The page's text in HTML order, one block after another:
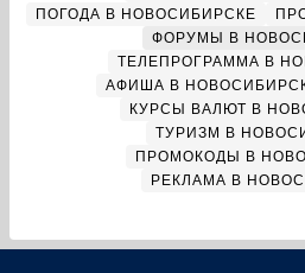
ПОГОДА В НОВОСИБИРСКЕ
ФОРУМЫ В
ТЕЛЕПРОГРАММА В
АФИША В
КУРСЫ ВАЛЮТ В
ТУРИЗМ В
ПРОМОКОДЫ В
РЕКЛАМА В